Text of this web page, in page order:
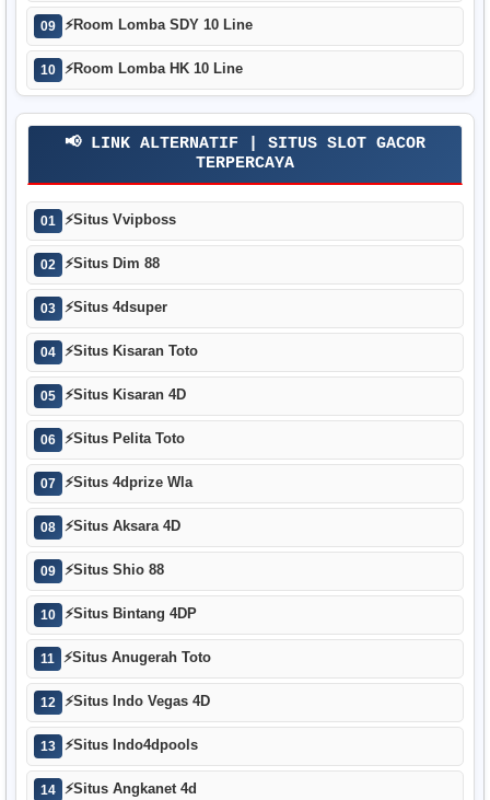
09 ⚡Room Lomba SDY 10 Line
10 ⚡Room Lomba HK 10 Line
📢 LINK ALTERNATIF | SITUS SLOT GACOR
TERPERCAYA
01 ⚡Situs Vvipboss
02 ⚡Situs Dim 88
03 ⚡Situs 4dsuper
04 ⚡Situs Kisaran Toto
05 ⚡Situs Kisaran 4D
06 ⚡Situs Pelita Toto
07 ⚡Situs 4dprize Wla
08 ⚡Situs Aksara 4D
09 ⚡Situs Shio 88
10 ⚡Situs Bintang 4DP
11 ⚡Situs Anugerah Toto
12 ⚡Situs Indo Vegas 4D
13 ⚡Situs Indo4dpools
14 ⚡Situs Angkanet 4d